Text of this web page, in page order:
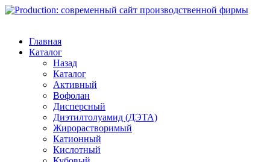
Главная
Каталог
Назад
Каталог
Активный
Вофолан
Дисперсный
Диэтилтолуамид (ДЭТА)
Жирорастворимый
Катионный
Кислотный